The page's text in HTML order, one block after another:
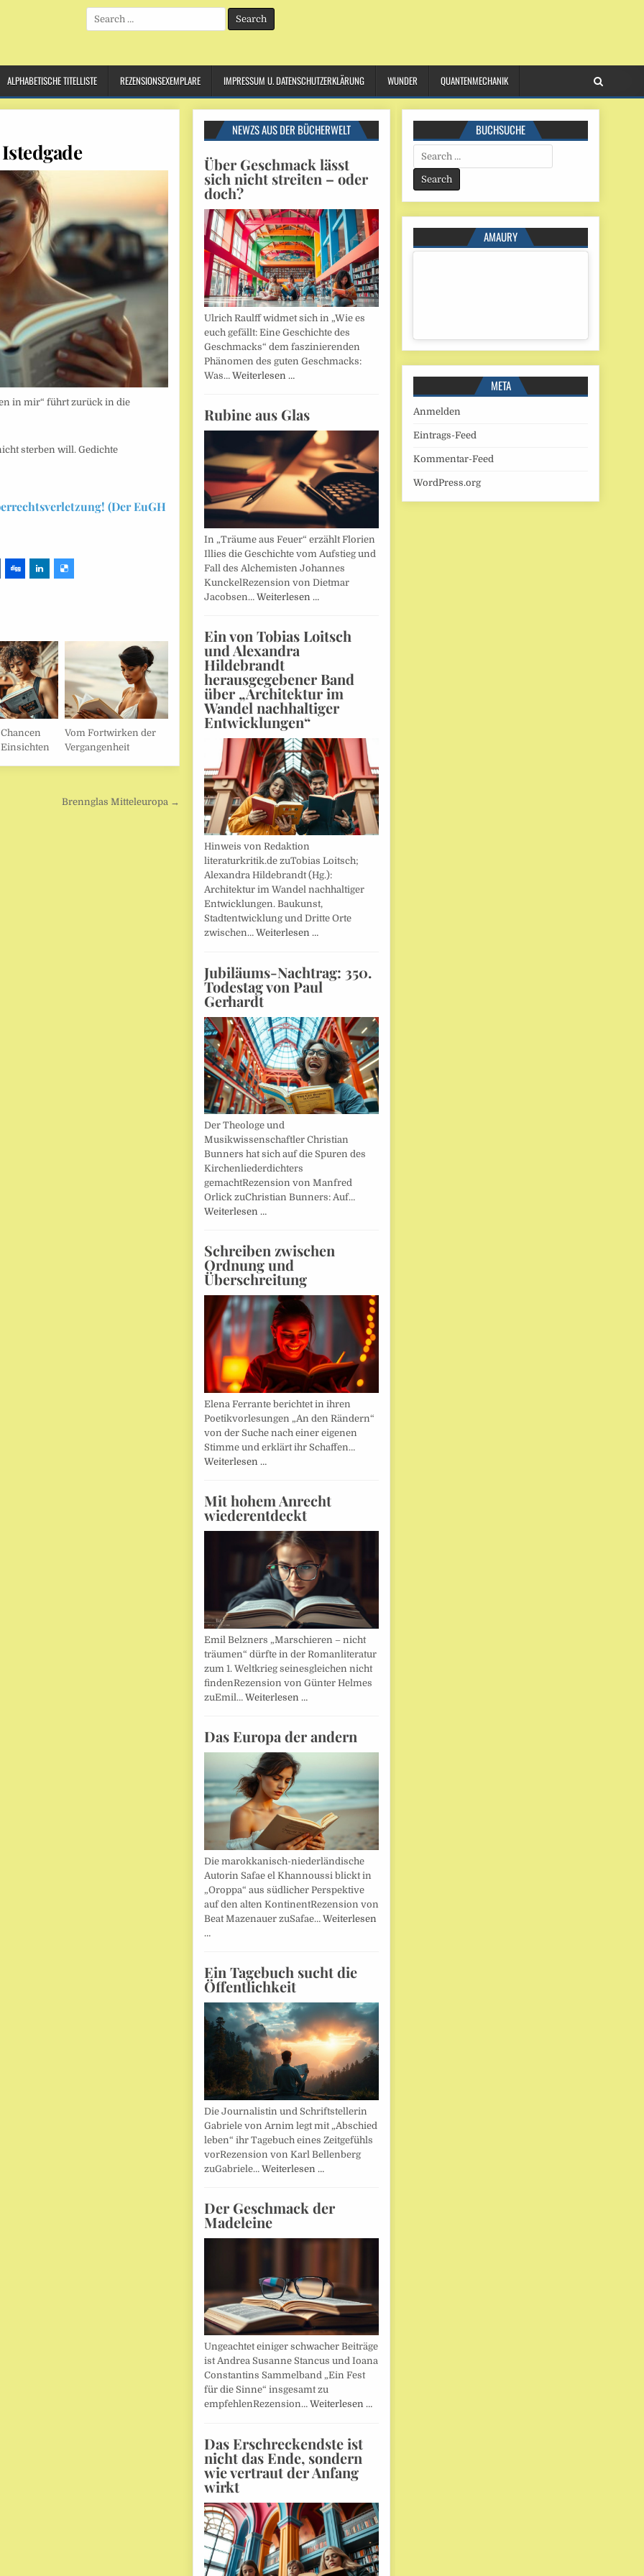
Search
for:
ALPHABETISCHE TITELLISTE REZENSIONSEXEMPLARE IMPRESSUM U. DATENSCHUTZERKLÄRUNG WUNDER QUANTENMECHANIK
in mir“ führt zurück in die
sterben will. Gedichte
(Der EuGH
Vom Fortwirken der
Vergangenheit
Brennglas Mitteleuropa →
NEWZS AUS DER BÜCHERWELT
Über Geschmack lässt
sich nicht streiten – oder
doch?
Ulrich Raulff widmet sich in „Wie es
euch gefällt: Eine Geschichte des
Geschmacks“ dem faszinierenden
Phänomen des guten Geschmacks:
Was… Weiterlesen …
Rubine aus Glas
In „Träume aus Feuer“ erzählt Florien
Illies die Geschichte vom Aufstieg und
Fall des Alchemisten Johannes
KunckelRezension von Dietmar
Jacobsen… Weiterlesen …
Ein von Tobias Loitsch
und Alexandra
Hildebrandt
herausgegebener Band
über „Architektur im
Wandel nachhaltiger
Entwicklungen“
Hinweis von Redaktion
literaturkritik.de zuTobias Loitsch;
Alexandra Hildebrandt (Hg.):
Architektur im Wandel nachhaltiger
Entwicklungen. Baukunst,
Stadtentwicklung und Dritte Orte
zwischen… Weiterlesen …
Jubiläums-Nachtrag: 350.
Todestag von Paul
Gerhardt
Der Theologe und
Musikwissenschaftler Christian
Bunners hat sich auf die Spuren des
Kirchenliederdichters
gemachtRezension von Manfred
Orlick zuChristian Bunners: Auf…
Weiterlesen …
Schreiben zwischen
Ordnung und
Überschreitung
Elena Ferrante berichtet in ihren
Poetikvorlesungen „An den Rändern“
von der Suche nach einer eigenen
Stimme und erklärt ihr Schaffen…
Weiterlesen …
Mit hohem Anrecht
wiederentdeckt
Emil Belzners „Marschieren – nicht
träumen“ dürfte in der Romanliteratur
zum 1. Weltkrieg seinesgleichen nicht
findenRezension von Günter Helmes
zuEmil… Weiterlesen …
Das Europa der andern
Die marokkanisch-niederländische
Autorin Safae el Khannoussi blickt in
„Oroppa“ aus südlicher Perspektive
auf den alten KontinentRezension von
Beat Mazenauer zuSafae… Weiterlesen
…
Ein Tagebuch sucht die
Öffentlichkeit
Die Journalistin und Schriftstellerin
Gabriele von Arnim legt mit „Abschied
leben“ ihr Tagebuch eines Zeitgefühls
vorRezension von Karl Bellenberg
zuGabriele… Weiterlesen …
Der Geschmack der
Madeleine
Ungeachtet einiger schwacher Beiträge
ist Andrea Susanne Stancus und Ioana
Constantins Sammelband „Ein Fest
für die Sinne“ insgesamt zu
empfehlenRezension… Weiterlesen …
Das Erschreckendste ist
nicht das Ende, sondern
wie vertraut der Anfang
wirkt
BUCHSUCHE
Search
for:
AMAURY
META
Anmelden
Eintrags-Feed
Kommentar-Feed
WordPress.org